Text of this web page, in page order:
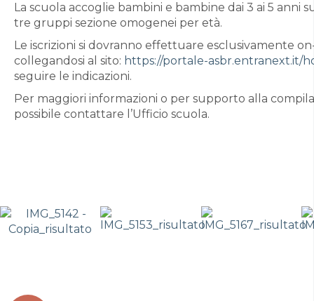
La scuola accoglie bambini e bambine dai 3 ai 5 anni
tre gruppi sezione omogenei per età.
Le iscrizioni si dovranno effettuare esclusivamente
collegandosi al sito: https://portale-asbr.entranext.it/
seguire le indicazioni.
Per maggiori informazioni o per supporto alla
possibile contattare l’Ufficio scuola.